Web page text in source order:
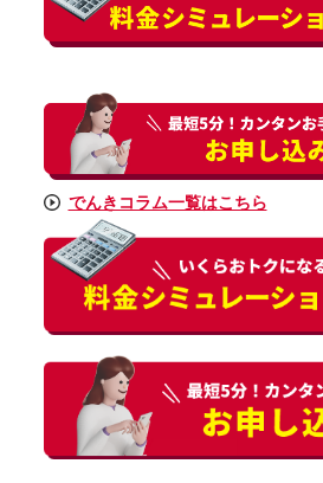
でんきコラム一覧はこちら